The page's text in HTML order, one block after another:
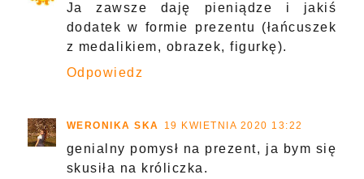
Ja zawsze daję pieniądze i jakiś
dodatek w formie prezentu (łańcuszek
z medalikiem, obrazek, figurkę).
Odpowiedz
WERONIKA SKA 19 KWIETNIA 2020 13:22
genialny pomysł na prezent, ja bym się
skusiła na króliczka.